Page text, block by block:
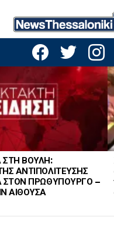
facebooktwitter
ΒΟΥΛΗ:
ΑΝΤΙΠΟΛΙΤΕΥΣΗΣ
ΣΤΟΝ ΠΡΩΘΥΠΟΥΡΓΟ –
ΑΙΘΟΥΣΑ